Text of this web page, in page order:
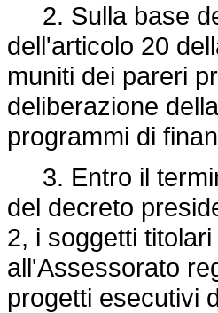
2. Sulla base
dell'articolo 20
muniti dei pareri
deliberazione
programmi di
3. Entro il
del decreto
2, i soggetti
all'Assessorato
progetti esecutivi